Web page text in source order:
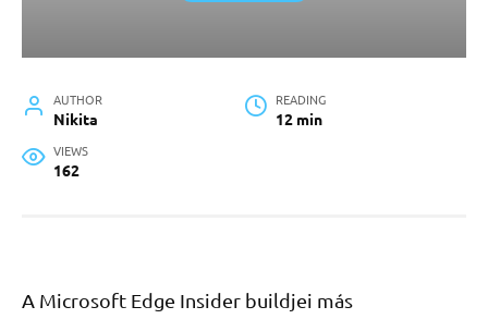
AUTHOR
Nikita
READING
12 min
VIEWS
162
A Microsoft Edge Insider buildjei más